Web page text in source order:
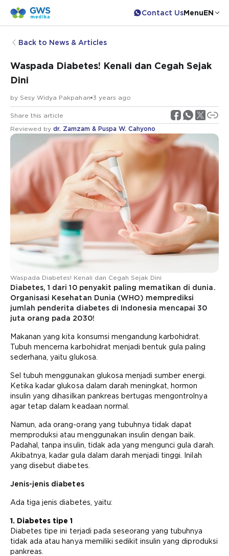
Contact UsMenuEN
Back to News & Articles
Waspada Diabetes! Kenali dan Cegah Sejak
Dini
by Sesy Widya Pakpahan 3 years ago
Share this article
Reviewed by dr. Zamzam & Puspa W. Cahyono
Waspada Diabetes! Kenali dan Cegah Sejak Dini
Diabetes, 1 dari 10 penyakit paling mematikan di dunia.
Organisasi Kesehatan Dunia (WHO) memprediksi
jumlah penderita diabetes di Indonesia mencapai 30
juta orang pada 2030!
Makanan yang kita konsumsi mengandung karbohidrat.
Tubuh mencerna karbohidrat menjadi bentuk gula paling
sederhana, yaitu glukosa.
Sel tubuh menggunakan glukosa menjadi sumber energi.
Ketika kadar glukosa dalam darah meningkat, hormon
insulin yang dihasilkan pankreas bertugas mengontrolnya
agar tetap dalam keadaan normal.
Namun, ada orang-orang yang tubuhnya tidak dapat
memproduksi atau menggunakan insulin dengan baik.
Padahal, tanpa insulin, tidak ada yang mengunci gula darah.
Akibatnya, kadar gula dalam darah menjadi tinggi. Inilah
yang disebut diabetes.
Jenis-jenis diabetes
Ada tiga jenis diabetes, yaitu:
1. Diabetes tipe 1
Diabetes tipe ini terjadi pada seseorang yang tubuhnya
tidak ada atau hanya memiliki sedikit insulin yang diproduksi
pankreas.